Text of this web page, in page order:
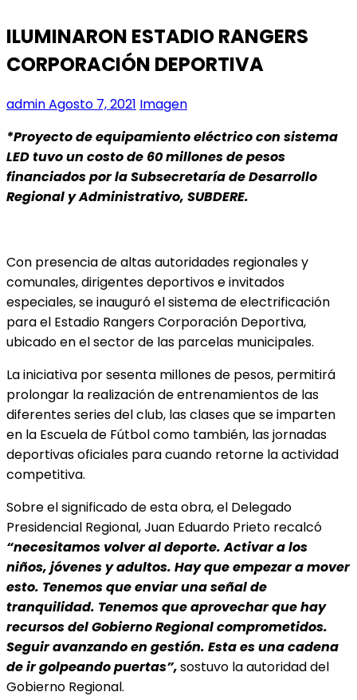
ILUMINARON ESTADIO RANGERS
CORPORACIÓN DEPORTIVA
adminAgosto 7, 2021 Imagen
*Proyecto de equipamiento eléctrico con sistema
LED tuvo un costo de 60 millones de pesos
financiados por la Subsecretaría de Desarrollo
Regional y Administrativo, SUBDERE.
Con presencia de altas autoridades regionales y
comunales, dirigentes deportivos e invitados
especiales, se inauguró el sistema de electrificación
para el Estadio Rangers Corporación Deportiva,
ubicado en el sector de las parcelas municipales.
La iniciativa por sesenta millones de pesos, permitirá
prolongar la realización de entrenamientos de las
diferentes series del club, las clases que se imparten
en la Escuela de Fútbol como también, las jornadas
deportivas oficiales para cuando retorne la actividad
competitiva.
Sobre el significado de esta obra, el Delegado
Presidencial Regional, Juan Eduardo Prieto recalcó
“necesitamos volver al deporte. Activar a los
niños, jóvenes y adultos. Hay que empezar a mover
esto. Tenemos que enviar una señal de
tranquilidad. Tenemos que aprovechar que hay
recursos del Gobierno Regional comprometidos.
Seguir avanzando en gestión. Esta es una cadena
de ir golpeando puertas”,sostuvo la autoridad del
Gobierno Regional.